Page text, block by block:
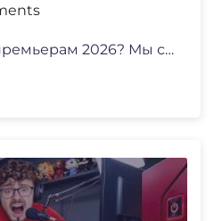
Готовы к взрывным премьерам 2026? Мы соб�